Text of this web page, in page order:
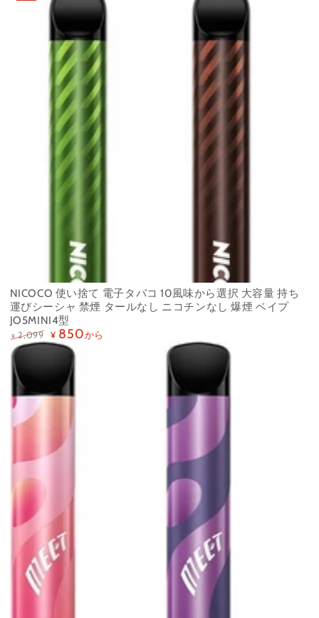
NICOCO 使い捨て 電子タバコ 10風味から選択 大容量 持ち
運びシーシャ 禁煙 タールなし ニコチンなし 爆煙 ベイプ
JO5MINI4型
定
¥ 2,099
特
¥ 850から